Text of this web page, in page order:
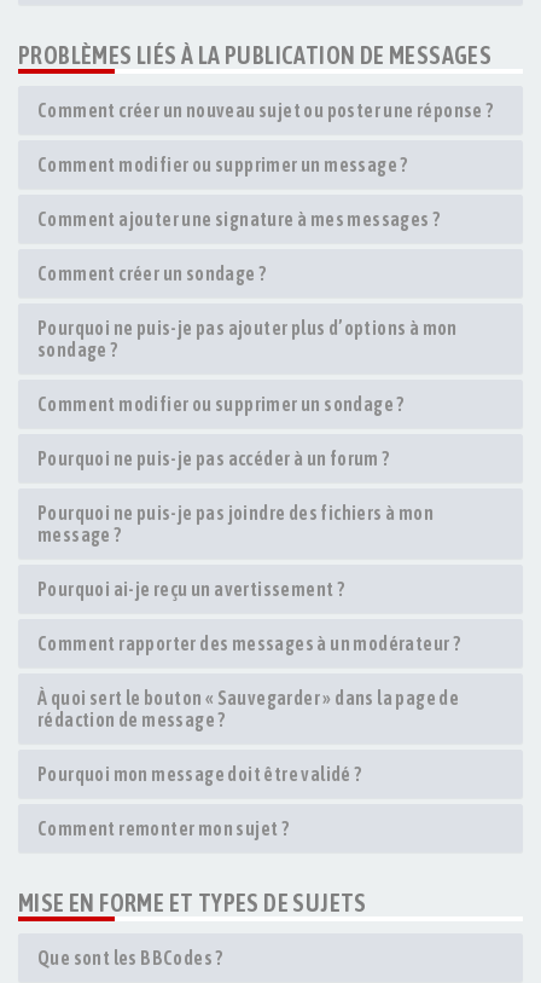
PROBLÈMES LIÉS À LA PUBLICATION DE MESSAGES
Comment créer un nouveau sujet ou poster une réponse ?
Comment modifier ou supprimer un message ?
Comment ajouter une signature à mes messages ?
Comment créer un sondage ?
Pourquoi ne puis-je pas ajouter plus d’options à mon
sondage ?
Comment modifier ou supprimer un sondage ?
Pourquoi ne puis-je pas accéder à un forum ?
Pourquoi ne puis-je pas joindre des fichiers à mon
message ?
Pourquoi ai-je reçu un avertissement ?
Comment rapporter des messages à un modérateur ?
À quoi sert le bouton « Sauvegarder » dans la page de
rédaction de message ?
Pourquoi mon message doit être validé ?
Comment remonter mon sujet ?
MISE EN FORME ET TYPES DE SUJETS
Que sont les BBCodes ?